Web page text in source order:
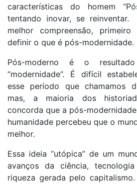
características do homem
tentando inovar, se
melhor compreensão, primeiro
definir o que é pós-modernidade.
Pós-moderno é o
“modernidade”. É difícil
esse período que chamamos
mas, a maioria dos
concorda que a pós-
humanidade percebeu que o
melhor.
Essa ideia “utópica” de um
avanços da ciência,
riqueza gerada pelo